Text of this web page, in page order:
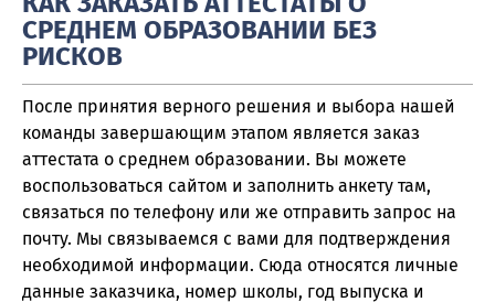
СРЕДНЕМ ОБРАЗОВАНИИ БЕЗ
РИСКОВ
После принятия верного решения и выбора нашей
команды завершающим этапом является заказ
аттестата о среднем образовании. Вы можете
воспользоваться сайтом и заполнить анкету там,
связаться по телефону или же отправить запрос на
почту. Мы связываемся с вами для подтверждения
необходимой информации. Сюда относятся личные
данные заказчика, номер школы, год выпуска и